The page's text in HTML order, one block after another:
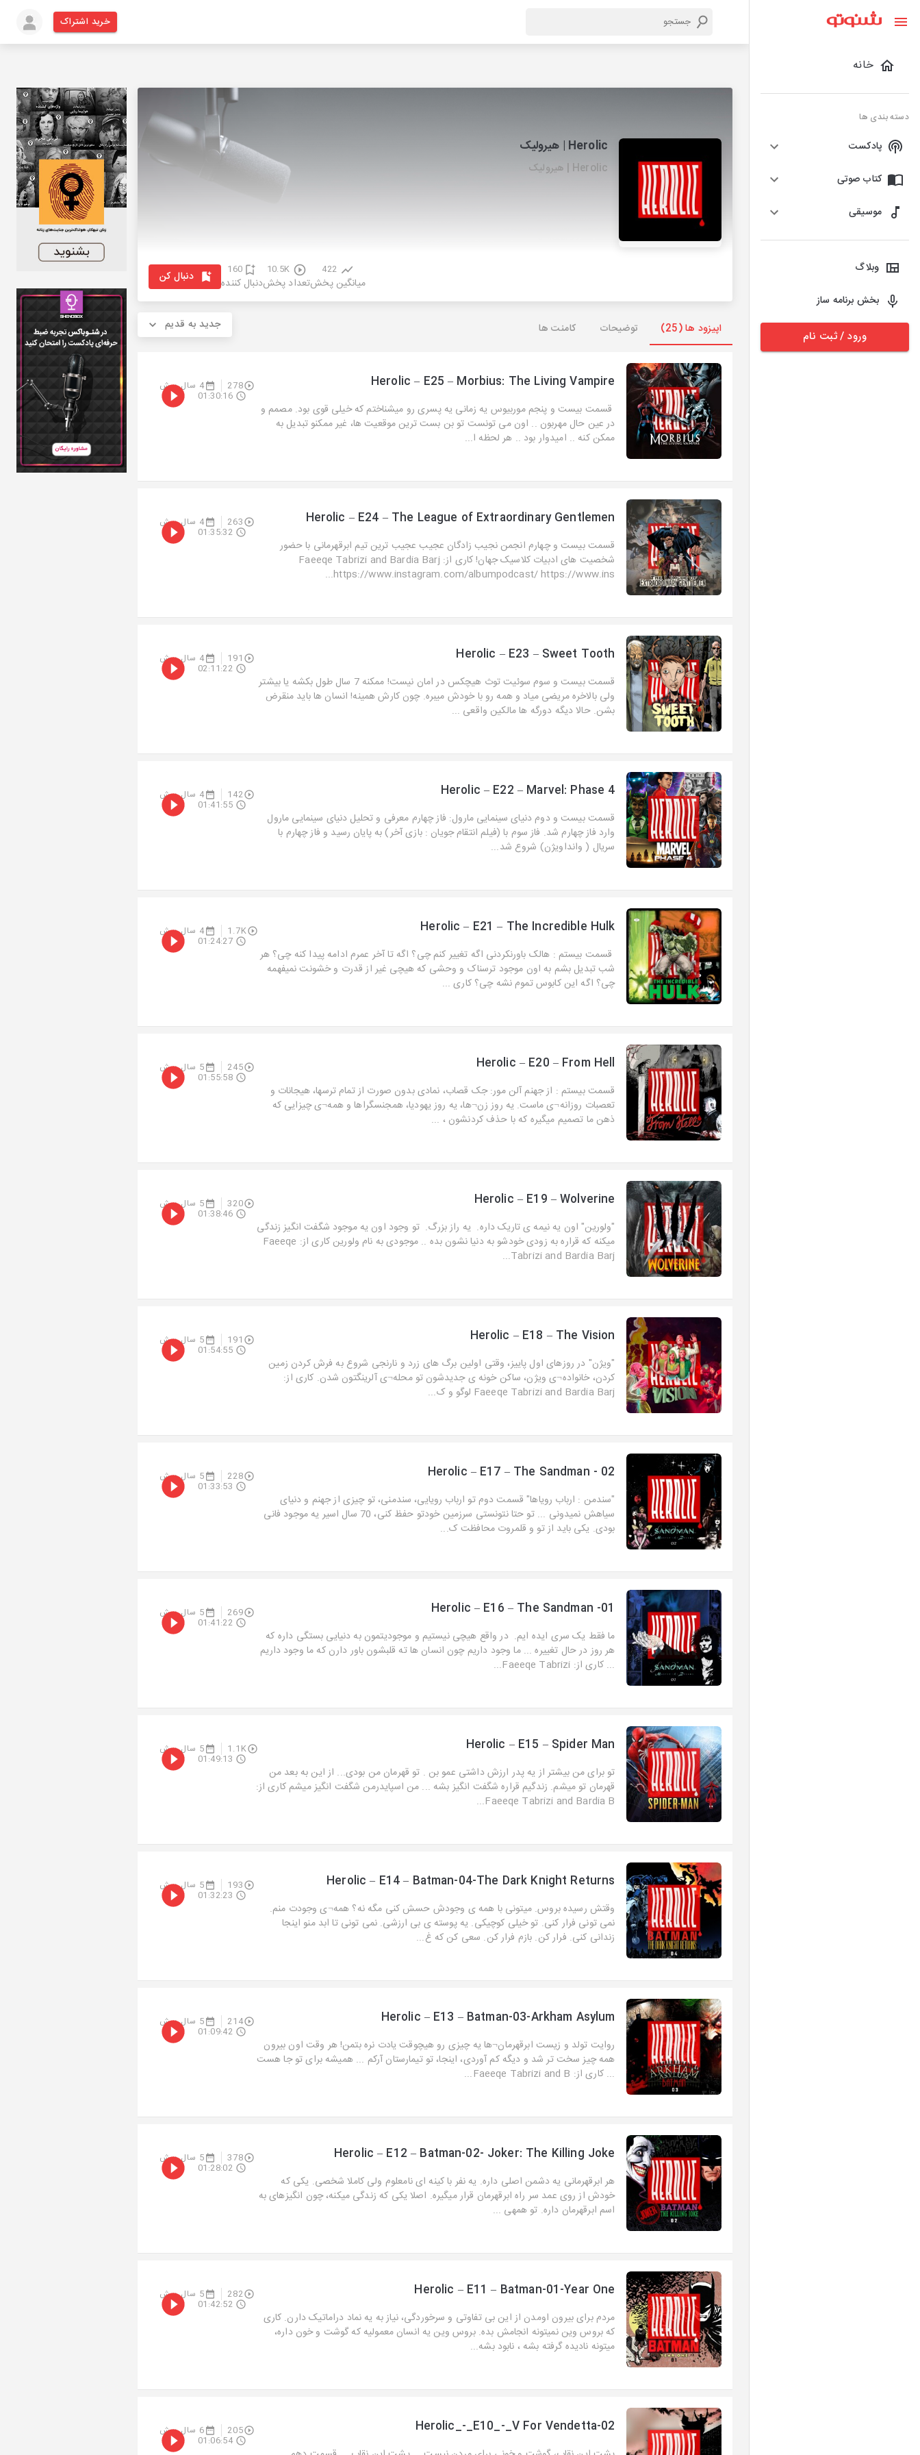
خانه
دسته بندی ها
پادکست
کتاب صوتی
موسیقی
وبلاگ
بخش برنامه ساز
ورود / ثبت نام
خرید اشتراک
Herolic | هیرولیک
Herolic | هیرولیک
422
میانگین پخش
10.5K
تعداد پخش
160
دنبال کننده دنبال کن
اپیزود ها (25) توضیحات کامنت ها جدید به قدیم
Herolic – E25 – Morbius: The Living Vampire
278 4 سال پیش
قسمت بیست و پنجم موربیوس یه زمانی یه پسری رو میشناختم که خیلی قوی بود. مصمم و
در عین حال مهربون .. اون می تونست تو بن بست ترین موقعیت ها، غیر ممکنو تبدیل به
ممکن کنه .. امیدوار بود .. هر لحظه ا...
01:30:16
Herolic – E24 – The League of Extraordinary Gentlemen
263 4 سال پیش
قسمت بیست و چهارم انجمن نجیب زادگان عجیب عجیب ترین تیم ابرقهرمانی با حضور
شخصیت های ادبیات کلاسیک جهان! کاری از: Faeeqe Tabrizi and Bardia Barj
https://www.instagram.com/albumpodcast/ https://www.ins...
01:35:32
Herolic – E23 – Sweet Tooth
191 4 سال پیش
قسمت بیست و سوم سوئیت توث هیچکس در امان نیست! ممکنه 7 سال طول بکشه یا بیشتر
ولی بالاخره مریضی میاد و همه رو با خودش میبره. چون کارش همینه! انسان ها باید منقرض
بشن. حالا دیگه دورگه ها مالکین واقعی ...
02:11:22
Herolic – E22 – Marvel: Phase 4
142 4 سال پیش
قسمت بیست و دوم دنیای سینمایی مارول: فاز چهارم معرفی و تحلیل دنیای سینمایی مارول
وارد فاز چهارم شد. فاز سوم با (فیلم انتقام جویان : بازی آخر) به پایان رسید و فاز چهارم با
سریال ( وانداویژن) شروع شد...
01:41:55
Herolic – E21 – The Incredible Hulk
1.7K 4 سال پیش
قسمت بیستم : هالک باورنکردنی اگه تغییر کنم چی؟ اگه تا آخر عمرم ادامه پیدا کنه چی؟ هر
شب تبدیل بشم به اون موجود ترسناک و وحشی که هیچی غیر از قدرت و خشونت نمیفهمه
چی؟ اگه این کابوس تموم نشه چی؟ کاری ...
01:24:27
Herolic – E20 – From Hell
245 5 سال پیش
قسمت بیستم : از جهنم آلن مور: جک قصاب، نمادی بدون صورت از تمام ترسها، هیجانات و
تعصبات روزانه¬ی ماست. یه روز زن¬ها، یه روز یهودیا، همجنسگراها و همه¬ی چیزایی که
ذهن ما تصمیم میگیره که با حذف کردنشون ، ...
01:55:58
Herolic – E19 – Wolverine
320 5 سال پیش
"ولورین" اون یه نیمه ی تاریک داره. یه راز بزرگ. تو وجود اون یه موجود شگفت انگیز زندگی
میکنه که قراره به زودی خودشو به دنیا نشون بده .. موجودی به نام ولورین کاری از: Faeeqe
Tabrizi and Bardia Barj...
01:38:46
Herolic – E18 – The Vision
191 5 سال پیش
"ویژن" در روزهای اول پاییز، وقتی اولین برگ های زرد و نارنجی شروع به فرش کردن زمین
کردن، خانواده¬ی ویژن، ساکن خونه ی جدیدشون تو محله¬ی آلرینگتون شدن. کاری از:
Faeeqe Tabrizi and Bardia Barj لوگو و ک...
01:54:55
Herolic – E17 – The Sandman - 02
228 5 سال پیش
"سندمن : ارباب رویاها" قسمت دوم تو ارباب رویایی، سندمنی، تو چیزی از جهنم و دنیای
سیاهش نمیدونی ... تو حتا نتونستی سرزمین خودتو حفظ کنی، 70 سال اسیر یه موجود فانی
بودی. یکی باید از تو و قلمروت محافظت ک...
01:33:53
Herolic – E16 – The Sandman -01
269 5 سال پیش
ما فقط یک سری ایده ایم. در واقع هیچی نیستیم و موجودیتمون به دنیایی بستگی داره که
هر روز در حال تغییره ... ما وجود داریم چون انسان ها ته قلبشون باور دارن که ما وجود داریم
... کاری از: Faeeqe Tabrizi...
01:41:22
Herolic – E15 – Spider Man
1.1K 5 سال پیش
تو برای من بیشتر از یه پدر ارزش داشتی عمو بن . تو قهرمان من بودی... از این به بعد من
قهرمان تو میشم. زندگیم قراره شگفت انگیز بشه ... من اسپایدرمن شگفت انگیز میشم کاری از:
Faeeqe Tabrizi and Bardia B...
01:49:13
Herolic – E14 – Batman-04-The Dark Knight Returns
193 5 سال پیش
وقتش رسیده بروس. میتونی با همه ی وجودش حسش کنی مگه نه؟ همه¬ی وجودت منم.
نمی تونی فرار کنی. تو خیلی کوچیکی. یه پوسته ی بی ارزشی. نمی تونی تا ابد منو اینجا
زندانی کنی. فرار کن. بازم فرار کن. سعی کن که غ...
01:32:23
Herolic – E13 – Batman-03-Arkham Asylum
214 5 سال پیش
روایت تولد و زیست ابرقهرمان¬ها یه چیزی رو هیچوقت یادت نره بتمن! هر وقت اون بیرون
همه چیز سخت تر شد و دیگه کم آوردی، اینجا، تو تیمارستان آرکم ... همیشه برای تو جا هست
... کاری از: Faeeqe Tabrizi and B...
01:09:42
Herolic – E12 – Batman-02- Joker: The Killing Joke
378 5 سال پیش
هر ابرقهرمانی یه دشمن اصلی داره. یه نفر با کینه ای نامعلوم ولی کاملا شخصی. یکی که
خودش از روی عمد سر راه ابرقهرمان قرار میگیره. اصلا یکی که زندگی میکنه، چون انگیزه­­ای به
اسم ابرقهرمان داره. تو همه­ی ...
01:28:02
Herolic – E11 – Batman-01-Year One
282 5 سال پیش
مردم برای بیرون اومدن از این بی تفاوتی و سرخوردگی، نیاز به یه نماد دراماتیک دارن. کاری
که بروس وین نمیتونه انجامش بده. بروس وین یه انسان معمولیه که گوشت و خون داره،
میتونه نادیده گرفته بشه ، نابود بشه...
01:42:52
Herolic_-_E10_-_V For Vendetta-02
205 6 سال پیش
01:06:54